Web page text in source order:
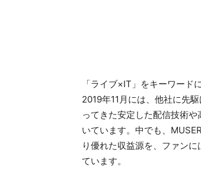
「ライブ×IT」をキーワード
2019年11月には、他社に先
ってきた安定した配信技術
いています。中でも、
り優れた収益源を、ファン
ています。